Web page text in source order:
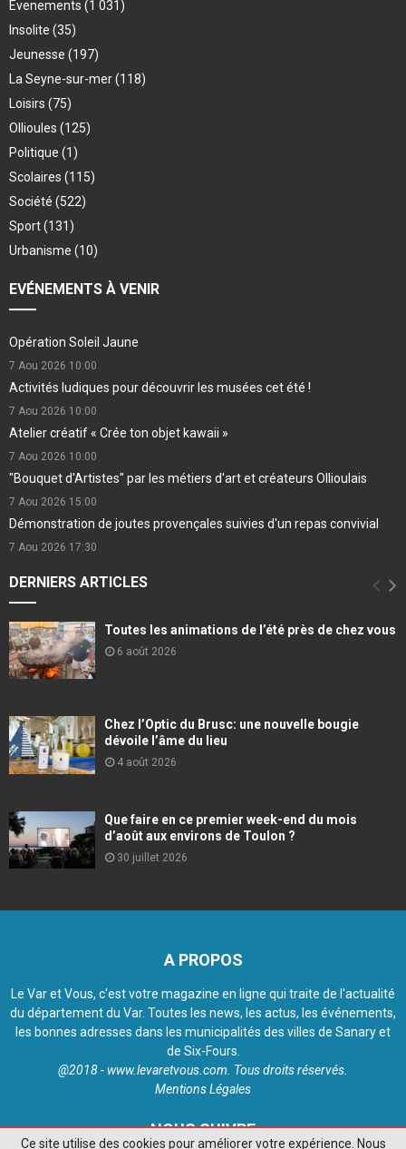
Evenements (1 031)
Insolite (35)
Jeunesse (197)
La Seyne-sur-mer(118)
Loisirs (75)
Ollioules (125)
Politique (1)
Scolaires (115)
Société (522)
Sport(131)
Urbanisme (10)
EVÉNEMENTS À VENIR
Opération Soleil Jaune
7 Aou 2026 10:00
Activités ludiques pour découvrir les musées cet été !
7 Aou 2026 10:00
Atelier créatif « Crée ton objet kawaii »
7 Aou 2026 10:00
"Bouquet d'Artistes" par les métiers d'art et créateurs Ollioulais
7 Aou 2026 15:00
Démonstration de joutes provençales suivies d'un repas convivial
7 Aou 2026 17:30
DERNIERS ARTICLES
Toutes les animations de l’été près de chez vous
6 août 2026
Chez l’Optic du Brusc: une nouvelle bougie
dévoile l’âme du lieu
4 août 2026
Que faire en ce premier week-end du mois
d’août aux environs de Toulon ?
30 juillet 2026
A PROPOS
Le Var et Vous, c'est votre magazine en ligne qui traite de l'actualité
du département du Var. Toutes les news, les actus, les événements,
les bonnes adresses dans les municipalités des villes de Sanary et
de Six-Fours.
@2018 - www.levaretvous.com. Tous droits réservés.
Mentions Légales
NOUS SUIVRE
Ce site utilise des cookies pour améliorer votre expérience. Nous